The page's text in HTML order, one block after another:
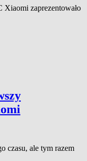
zaprezentowało
czasu, ale tym razem